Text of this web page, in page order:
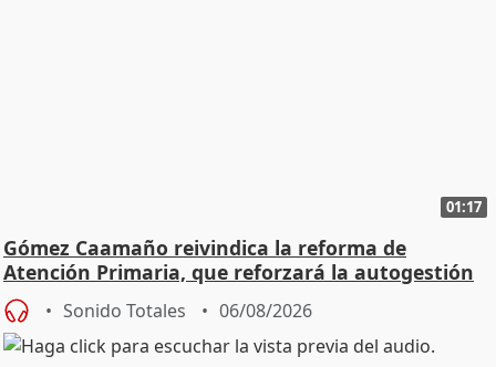
01:17
Gómez Caamaño reivindica la reforma de
Atención Primaria, que reforzará la autogestión
Sonido Totales 06/08/2026